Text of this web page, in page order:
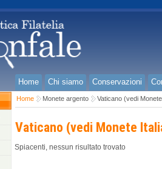
Home Chi siamo Conservazioni
Home Monete argento Vaticano (vedi
Vaticano (vedi Monete
Spiacenti, nessun risultato trovato